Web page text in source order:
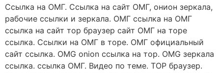
Ссылка на ОМГ. Ссылка на сайт ОМГ, онион зеркала,
рабочие ссылки и зеркала. ОМГ ссылка на ОМГ
ссылка на сайт тор браузер сайт ОМГ на торе
ссылка. Ссылки на ОМГ в торе. ОМГ официальный
сайт ссылка. OMG onion ссылка на тор. OMG зеркала
ссылка. ссылка ОМГ. Видео по теме. ТОР браузер.